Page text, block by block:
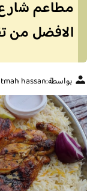
مطاعم
الافضل من
بواسطة:hassan